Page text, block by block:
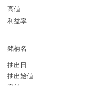
高値
利益率
銘柄名
抽出日
抽出始値